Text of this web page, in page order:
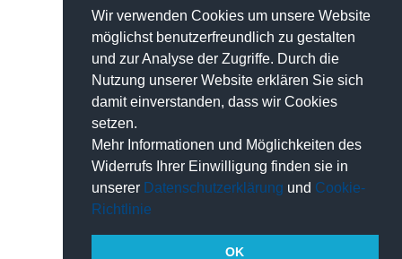
Wir verwenden Cookies um unsere Website
möglichst benutzerfreundlich zu gestalten
und zur Analyse der Zugriffe. Durch die
Nutzung unserer Website erklären Sie sich
damit einverstanden, dass wir Cookies
setzen.
Mehr Informationen und Möglichkeiten des
Widerrufs Ihrer Einwilligung finden sie in
unserer Datenschutzerklärung und Cookie-
Richtlinie
OK